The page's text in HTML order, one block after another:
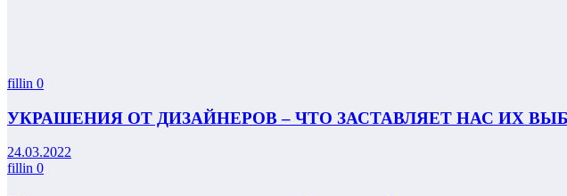
fillin 0
УКРАШЕНИЯ ОТ ДИЗАЙНЕРОВ – ЧТО ЗАСТАВЛЯЕТ НАС ИХ
24.03.2022
fillin 0